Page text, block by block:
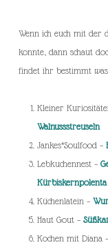
Wenn ich euch mit der
konnte, dann schaut
findet ihr bestimmt
Kleiner
Walnussstreuseln
Jankes*Soulfood –
Lebkuchennest –
Küchenlatein –
Haut Gout –
Kochen mit Diana –